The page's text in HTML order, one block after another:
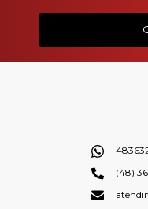
(48)